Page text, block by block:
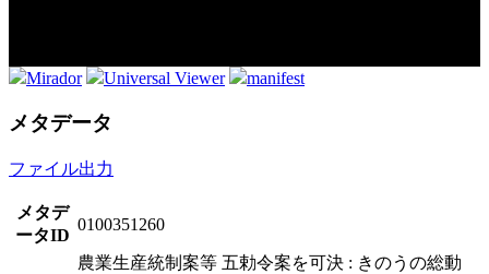
Mirador Universal Viewer manifest
メタデータ
ファイル出力
メタデ
ータID
0100351260
農業生産統制案等 五勅令案を可決 : きのうの総動